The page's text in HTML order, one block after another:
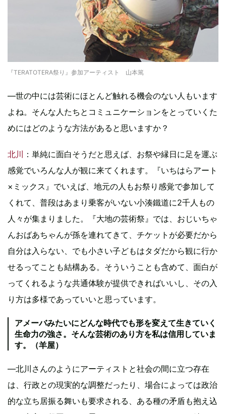
『TERATOTERA祭り』参加アーティスト 山本篤
―世の中には芸術にほとんど触れる機会のない人もいます
よね。そんな人たちとコミュニケーションをとっていくた
めにはどのような方法があると思いますか？
北川
：単純に面白そうだと思えば、お祭や縁日に足を運ぶ
感覚でいろんな人が観に来てくれます。『いちはらアート
×ミックス』でいえば、地元の人もお祭り感覚で参加して
くれて、普段はあまり乗客がいない小湊鐵道に2千人もの
人々が集まりました。『大地の芸術祭』では、おじいちゃ
んおばあちゃんが孫を連れてきて、チケットが必要だから
自分は入らない、でも小さい子どもはタダだから観に行か
せるってことも結構ある。そういうことも含めて、面白が
ってくれるような共通体験が提供できればいいし、その入
り方は多様であっていいと思っています。
アメーバみたいにどんな時代でも形を変えて生きていく
生命力の強さ。そんな芸術のあり方を私は信用していま
す。（羊屋）
―北川さんのようにアーティストと社会の間に立つ存在
は、行政との現実的な調整だったり、場合によっては政治
的な立ち居振る舞いも要求される、ある種の矛盾も抱え込